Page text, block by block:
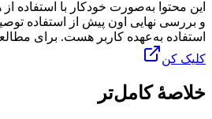
این محتوا به‌صورت خودکار با استفاده
و بررسی نهایی اون پیش از استفاده
استفاده به‌عهده کاربر هست. برای
کلیک کن
خلاصهٔ کامل‌تر